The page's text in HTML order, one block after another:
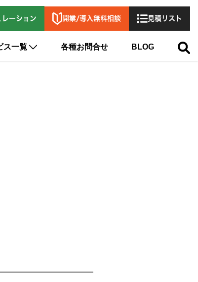
レーション 開業/導入無料相談 見積リスト
ス一覧 各種お問合せ BLOG